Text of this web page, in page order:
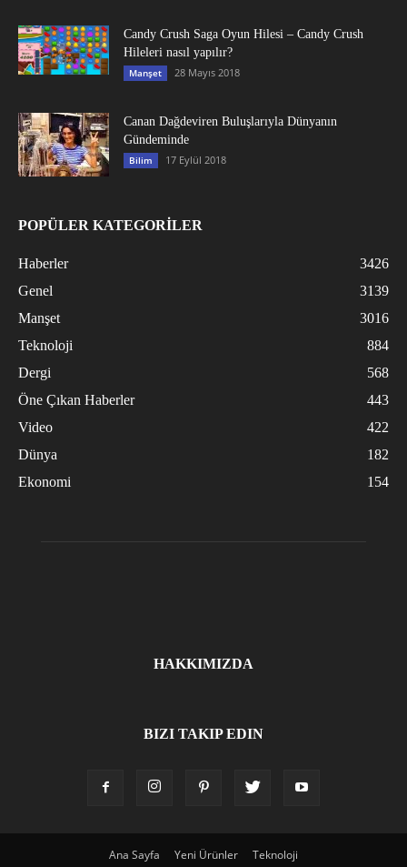
Candy Crush Saga Oyun Hilesi – Candy Crush
Hileleri nasıl yapılır?
Manşet 28 Mayıs 2018
Canan Dağdeviren Buluşlarıyla Dünyanın
Gündeminde
Bilim 17 Eylül 2018
POPÜLER KATEGORİLER
Haberler
3426
Genel
3139
Manşet
3016
Teknoloji
884
Dergi
568
Öne Çıkan Haberler
443
Video
422
Dünya
182
Ekonomi
154
HAKKIMIZDA
BIZI TAKIP EDIN
Ana Sayfa Yeni Ürünler Teknoloji